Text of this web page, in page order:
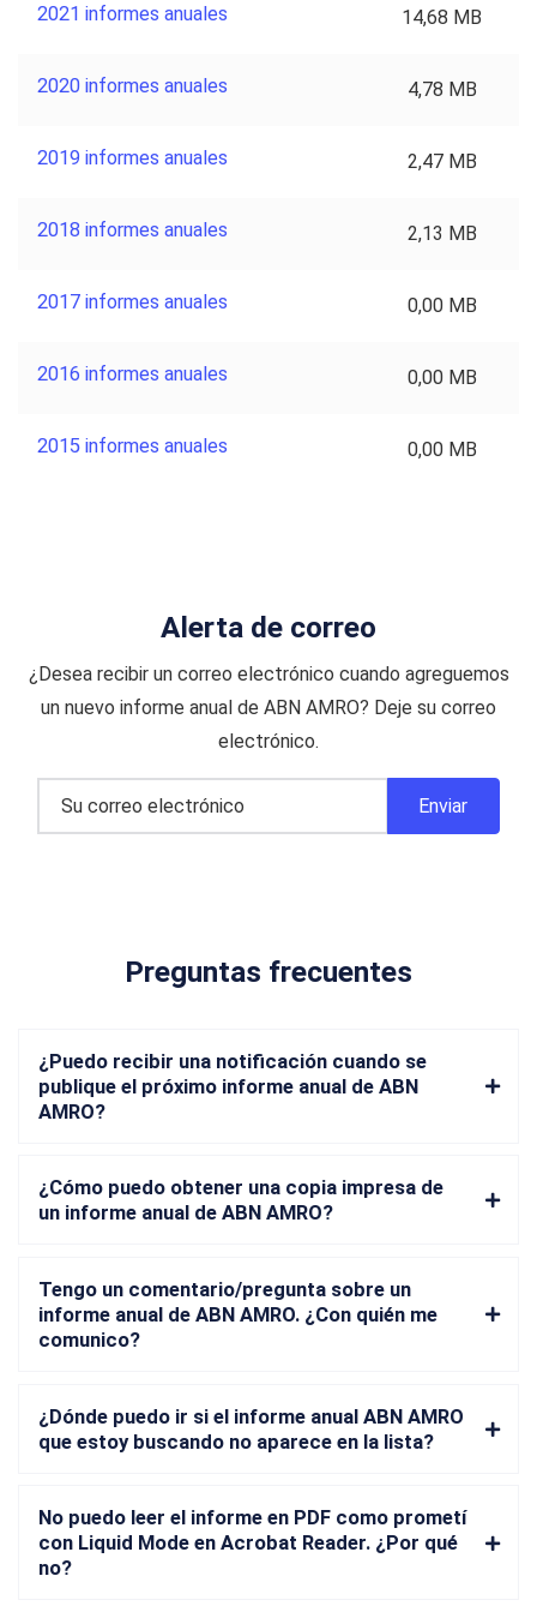
2021 informes anuales 14,68 MB
2020 informes anuales 4,78 MB
2019 informes anuales 2,47 MB
2018 informes anuales 2,13 MB
2017 informes anuales 0,00 MB
2016 informes anuales 0,00 MB
2015 informes anuales 0,00 MB
Alerta de correo
¿Desea recibir un correo electrónico cuando agreguemos
un nuevo informe anual de ABN AMRO? Deje su correo
electrónico.
Preguntas frecuentes
¿Puedo recibir una notificación cuando se
publique el próximo informe anual de ABN
AMRO?
¿Cómo puedo obtener una copia impresa de
un informe anual de ABN AMRO?
Tengo un comentario/pregunta sobre un
informe anual de ABN AMRO. ¿Con quién me
comunico?
¿Dónde puedo ir si el informe anual ABN AMRO
que estoy buscando no aparece en la lista?
No puedo leer el informe en PDF como prometí
con Liquid Mode en Acrobat Reader. ¿Por qué
no?